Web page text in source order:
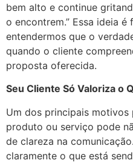
bem alto e continue
o encontrem.” Essa ideia é
entendermos que o
quando o cliente
proposta oferecida.
Seu Cliente Só Valoriza o
Um dos principais
produto ou serviço pode
de clareza na
claramente o que está